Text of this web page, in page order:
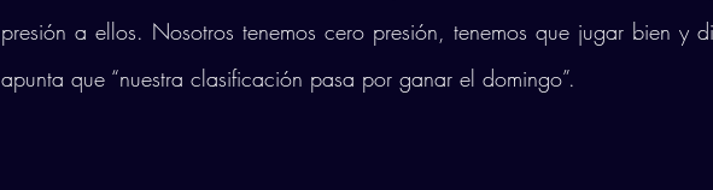
presión a ellos. Nosotros tenemos cero presión, tenemos que jugar bien y
apunta que “nuestra clasificación pasa por ganar el domingo”.